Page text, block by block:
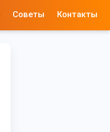
Советы Контакты